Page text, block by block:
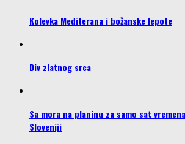
Kolevka Mediterana i božanske lepote
Div zlatnog srca
Sa mora na planinu za samo sat
Sloveniji